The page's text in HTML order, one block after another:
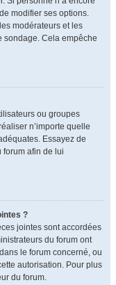
modifier ses options.
modérateurs et les
sondage. Cela empêche
ou groupes
n’importe quelle
Essayez de
forum afin de lui
?
jointes sont accordées
du forum ont
le forum concerné, ou
autorisation. Pour plus
du forum.